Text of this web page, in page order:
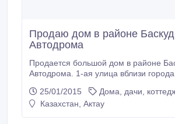
Продаю дом в районе
Автодрома
Продается большой дом в районе
Автодрома. 1-ая улица вблизи
времянка, гараж, туалет, и колодец. В доме все
25/01/2015
Дома, дачи,
Казахстан, Актау